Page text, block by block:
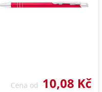
Cena od 10,08 Kč